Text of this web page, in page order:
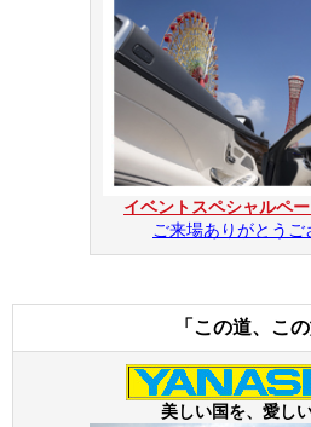
イベントスペシャルペ
ご来場ありがとうご
「この道、この
美しい国を、愛し